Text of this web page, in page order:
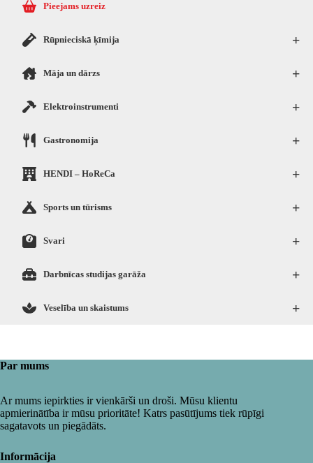
Pieejams uzreiz
+
Rūpnieciskā ķīmija
+
Māja un dārzs
+
Elektroinstrumenti
+
Gastronomija
+
HENDI – HoReCa
+
Sports un tūrisms
+
Svari
+
Darbnīcas studijas garāža
+
Veselība un skaistums
Par mums
Ar mums iepirkties ir vienkārši un droši. Mūsu klientu
apmierinātība ir mūsu prioritāte! Katrs pasūtījums tiek rūpīgi
sagatavots un piegādāts.
Informācija